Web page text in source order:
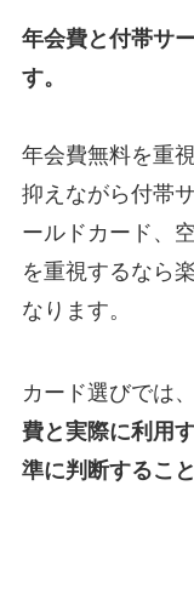
年会費と付帯サ
す。
年会費無料を重
抑えながら付帯
ールドカード、
を重視するなら
なります。
カード選びでは、
費と実際に利用
準に判断するこ